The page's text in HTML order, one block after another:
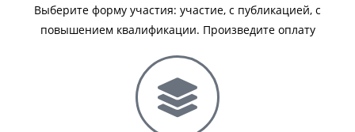
Выберите форму участия: участие, с публикацией, с
повышением квалификации. Произведите оплату